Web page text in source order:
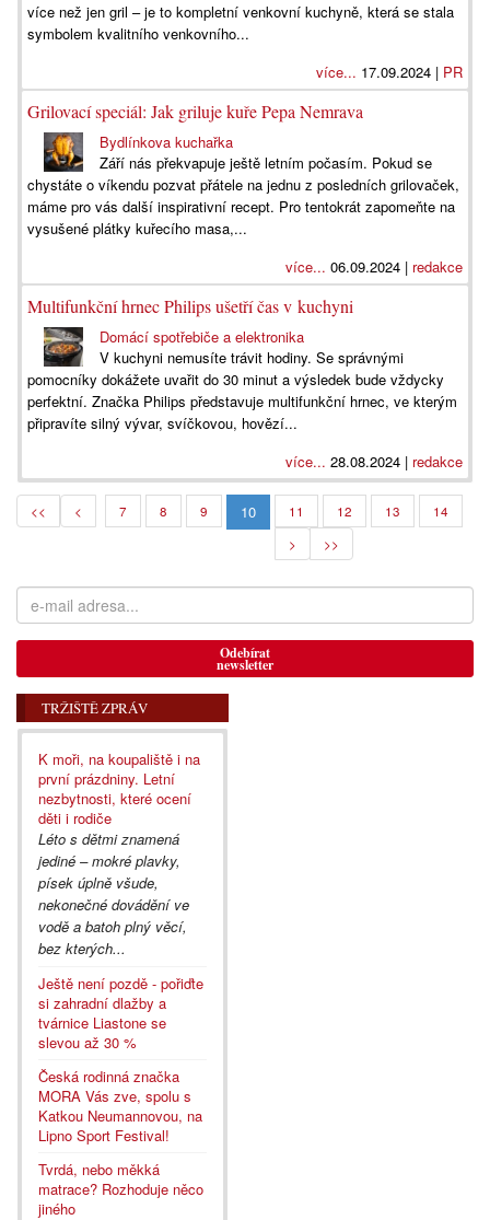
více než jen gril – je to kompletní venkovní kuchyně, která se stala
symbolem kvalitního venkovního...
více... 17.09.2024 | PR
Grilovací speciál: Jak griluje kuře Pepa Nemrava
Bydlínkova kuchařka
Září nás překvapuje ještě letním počasím. Pokud se
chystáte o víkendu pozvat přátele na jednu z posledních grilovaček,
máme pro vás další inspirativní recept. Pro tentokrát zapomeňte na
vysušené plátky kuřecího masa,...
více... 06.09.2024 | redakce
Multifunkční hrnec Philips ušetří čas v kuchyni
Domácí spotřebiče a elektronika
V kuchyni nemusíte trávit hodiny. Se správnými
pomocníky dokážete uvařit do 30 minut a výsledek bude vždycky
perfektní. Značka Philips představuje multifunkční hrnec, ve kterým
připravíte silný vývar, svíčkovou, hovězí...
více... 28.08.2024 | redakce
<< < 7 8 9 10 11 12 13
14
>
>>
Odebírat
newsletter
TRŽIŠTĚ ZPRÁV
K moři, na koupaliště i na
první prázdniny. Letní
nezbytnosti, které ocení
děti i rodiče
Léto s dětmi znamená
jediné – mokré plavky,
písek úplně všude,
nekonečné dovádění ve
vodě a batoh plný věcí,
bez kterých...
Ještě není pozdě - pořiďte
si zahradní dlažby a
tvárnice Liastone se
slevou až 30 %
Česká rodinná značka
MORA Vás zve, spolu s
Katkou Neumannovou, na
Lipno Sport Festival!
Tvrdá, nebo měkká
matrace? Rozhoduje něco
jiného